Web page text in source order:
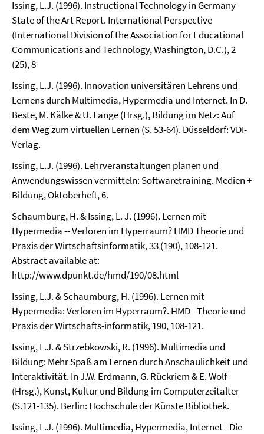
Issing, L.J. (1996). Instructional Technology in Germany -
State of the Art Report. International Perspective
(International Division of the Association for Educational
Communications and Technology, Washington, D.C.), 2
(25), 8
Issing, L.J. (1996). Innovation universitären Lehrens und
Lernens durch Multimedia, Hypermedia und Internet. In D.
Beste, M. Kälke & U. Lange (Hrsg.), Bildung im Netz: Auf
dem Weg zum virtuellen Lernen (S. 53-64). Düsseldorf: VDI-
Verlag.
Issing, L.J. (1996). Lehrveranstaltungen planen und
Anwendungswissen vermitteln: Softwaretraining. Medien +
Bildung, Oktoberheft, 6.
Schaumburg, H. & Issing, L. J. (1996). Lernen mit
Hypermedia -- Verloren im Hyperraum? HMD Theorie und
Praxis der Wirtschaftsinformatik, 33 (190), 108-121.
Abstract available at:
http://www.dpunkt.de/hmd/190/08.html
Issing, L.J. & Schaumburg, H. (1996). Lernen mit
Hypermedia: Verloren im Hyperraum?. HMD - Theorie und
Praxis der Wirtschafts-informatik, 190, 108-121.
Issing, L.J. & Strzebkowski, R. (1996). Multimedia und
Bildung: Mehr Spaß am Lernen durch Anschaulichkeit und
Interaktivität. In J.W. Erdmann, G. Rückriem & E. Wolf
(Hrsg.), Kunst, Kultur und Bildung im Computerzeitalter
(S.121-135). Berlin: Hochschule der Künste Bibliothek.
Issing, L.J. (1996). Multimedia, Hypermedia, Internet - Die